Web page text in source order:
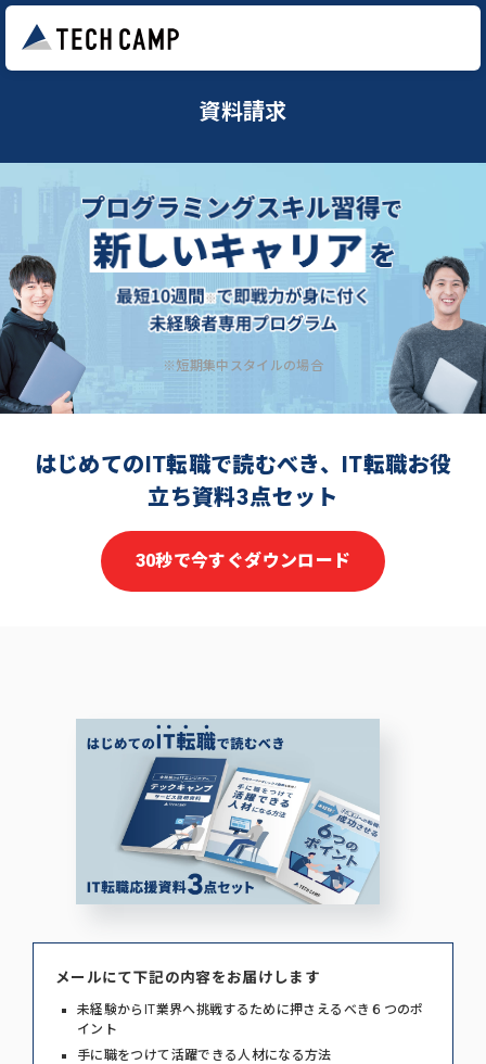
資料請求
※短期集中スタイルの場合
はじめてのIT転職で読むべき、IT転職お役
立ち資料3点セット
30秒で今すぐダウンロード
メールにて下記の内容をお届けします
未経験からIT業界へ挑戦するために押さえるべき６つのポ
イント
手に職をつけて活躍できる人材になる方法